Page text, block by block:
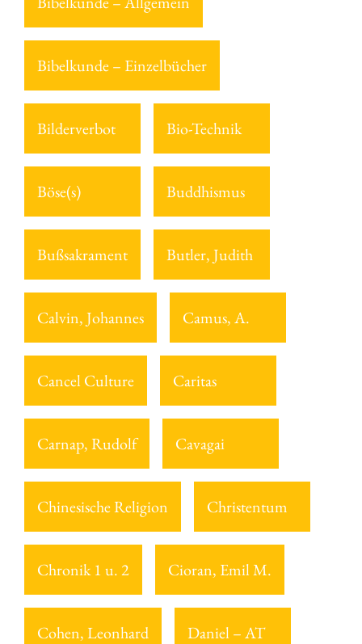
Bibelkunde – Einzelbücher
Bilderverbot Bio-Technik
Böse(s) Buddhismus
Bußsakrament Butler, Judith
Calvin, Johannes Camus, A.
Cancel Culture Caritas
Carnap, Rudolf Cavagai
Chinesische Religion Christentum
Chronik 1 u. 2 Cioran, Emil M.
Cohen, Leonhard Daniel – AT